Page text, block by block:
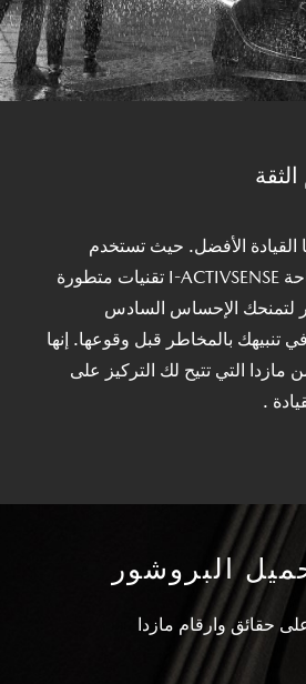
القيادة الأفضل. حيث تستخدم
مبتكرات السلامة المتاحة I-ACTIVSENSE تقنيات متطورة
لتمنحك الإحساس السادس
تنبيهك بالمخاطر قبل وقوعها. إنها
التي تتيح لك التركيز على
.
البروشور
حقائق وارقام مازدا